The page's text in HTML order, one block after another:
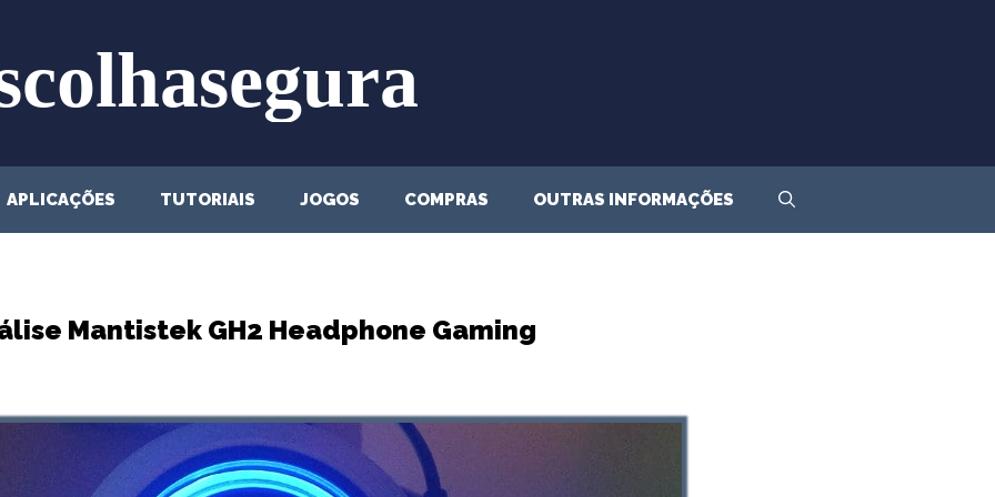
APLICAÇÕES TUTORIAIS JOGOS COMPRAS OUTRAS INFORMAÇÕES
Mantistek GH2 Headphone Gaming